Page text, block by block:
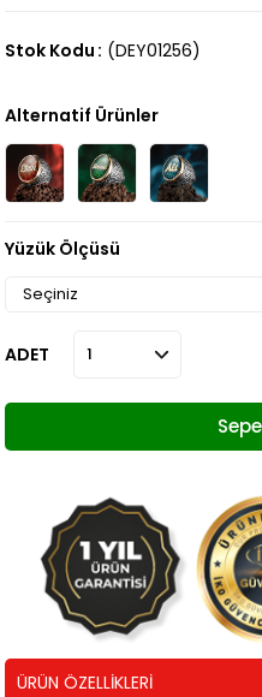
Stok Kodu (DEY01256)
Alternatif Ürünler
Yüzük Ölçüsü
ADET
ÜRÜN ÖZELLIKLERI